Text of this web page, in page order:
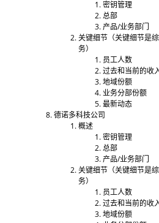
密钥管理
总部
产品/业务部门
关键细节（关键细节是
务）
员工人数
过去和当前的收
地域份额
业务分部份额
最新动态
德诺多科技公司
概述
密钥管理
总部
产品/业务部门
关键细节（关键细节是
务）
员工人数
过去和当前的收
地域份额